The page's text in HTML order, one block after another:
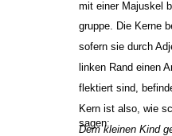
mit einer Majuskel
gruppe. Die Kerne
sofern sie durch
linken Rand einen
flektiert sind,
Kern ist also, wie
sagen:
Dem kleinen Kind